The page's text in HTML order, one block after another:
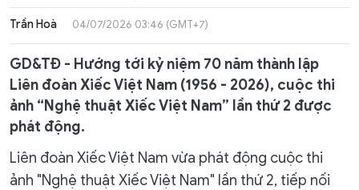
Trần Hoà 04/07/2026 03:46 (GMT+7)
GD&TĐ - Hướng tới kỷ niệm 70 năm thành lập
Liên đoàn Xiếc Việt Nam (1956 - 2026), cuộc thi
ảnh “Nghệ thuật Xiếc Việt Nam” lần thứ 2 được
phát động.
Liên đoàn Xiếc Việt Nam vừa phát động cuộc thi
ảnh "Nghệ thuật Xiếc Việt Nam" lần thứ 2, tiếp nối